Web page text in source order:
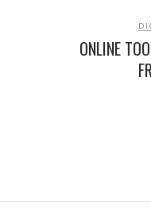
ONLINE